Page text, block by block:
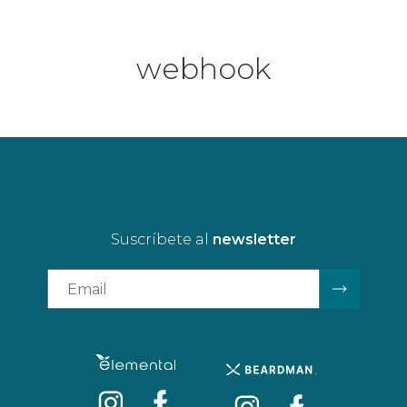
webhook
Suscríbete al newsletter